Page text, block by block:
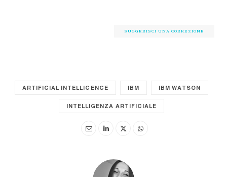
SUGGERISCI UNA CORREZIONE
ARTIFICIAL INTELLIGENCE IBM IBM WATSON
INTELLIGENZA ARTIFICIALE